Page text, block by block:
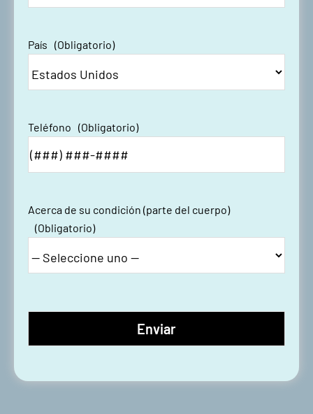
País (Obligatorio)
Teléfono (Obligatorio)
Acerca de su condición (parte del cuerpo)
(Obligatorio)